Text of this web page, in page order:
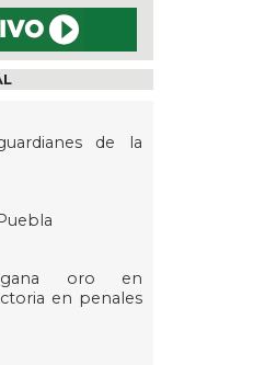
de la
gana oro en
en penales